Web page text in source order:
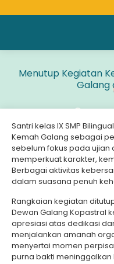
Menutup Kegiatan
Galang
Santri kelas IX SMP
Kemah Galang sebagai
sebelum fokus pada ujian
memperkuat karakter,
Berbagai aktivitas
dalam suasana penuh
Rangkaian kegiatan
Dewan Galang Kopastral
apresiasi atas dedikasi
menjalankan amanah
menyertai momen
purna bakti